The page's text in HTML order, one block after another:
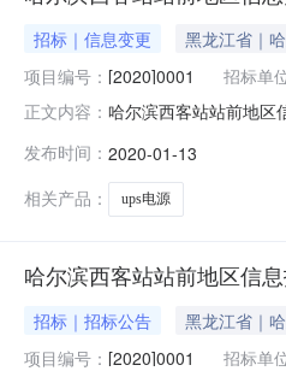
招标｜信息变更 黑龙江省｜
项目编号： [2020]0001 招标单
正文内容： 哈尔滨西客站站前地区
编号：
发布时间： 2020-01-13
相关产品：
ups电源
哈尔滨西客站站前地区信
招标｜招标公告 黑龙江省｜
项目编号： [2020]0001 招标单